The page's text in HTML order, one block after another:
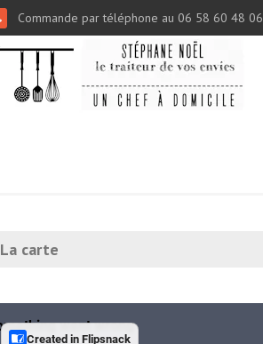
Commande par téléphone au 06 58 60 48 06
La carte